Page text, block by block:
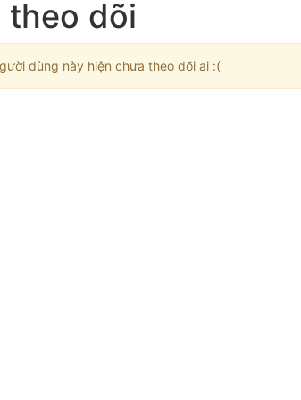
theo dõi
dùng này hiện chưa theo dõi ai :(